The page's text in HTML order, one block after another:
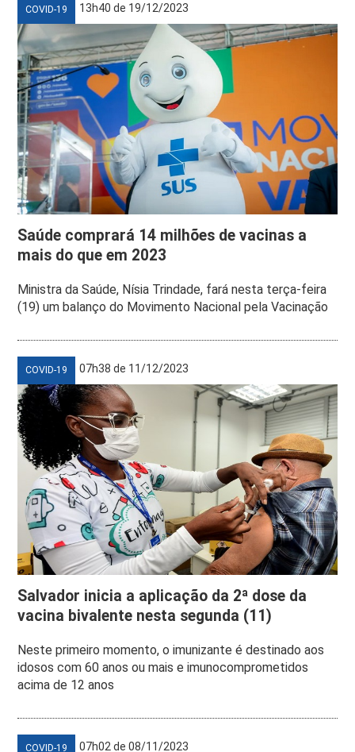
COVID-19 13h40 de 19/12/2023
Saúde comprará 14 milhões de vacinas a
mais do que em 2023
Ministra da Saúde, Nísia Trindade, fará nesta terça-feira
(19) um balanço do Movimento Nacional pela Vacinação
COVID-19 07h38 de 11/12/2023
Salvador inicia a aplicação da 2ª dose da
vacina bivalente nesta segunda (11)
Neste primeiro momento, o imunizante é destinado aos
idosos com 60 anos ou mais e imunocomprometidos
acima de 12 anos
COVID-19 07h02 de 08/11/2023